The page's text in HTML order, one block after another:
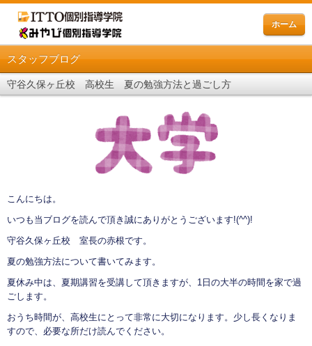
ホーム
スタッフブログ
守谷久保ヶ丘校 高校生 夏の勉強方法と過ごし方
こんにちは。
いつも当ブログを読んで頂き誠にありがとうございます!(^^)!
守谷久保ヶ丘校 室長の赤根です。
夏の勉強方法について書いてみます。
夏休み中は、夏期講習を受講して頂きますが、1日の大半の時間を家で過
ごします。
おうち時間が、高校生にとって非常に大切になります。少し長くなりま
すので、必要な所だけ読んでください。